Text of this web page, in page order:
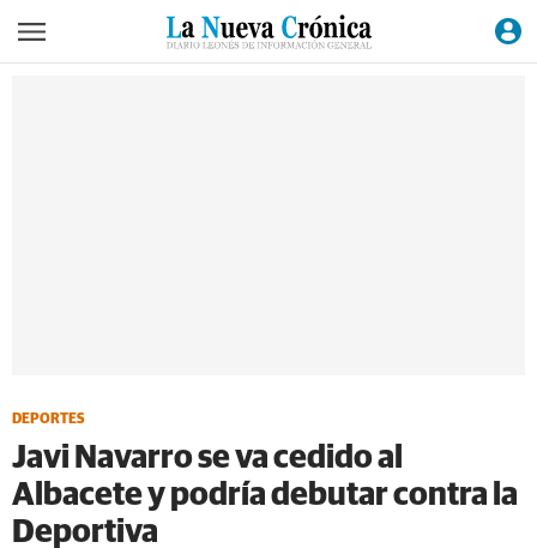
DEPORTES
Javi Navarro se va cedido al
Albacete y podría debutar contra la
Deportiva